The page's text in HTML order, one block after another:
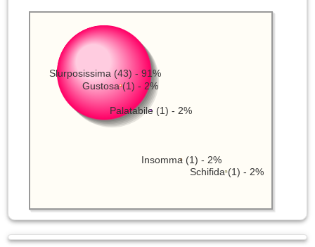
Slurposissima (43) - 91%
Schifida (1) - 2%
Insomma (1) - 2%
Palatabile (1) - 2%
Gustosa (1) - 2%